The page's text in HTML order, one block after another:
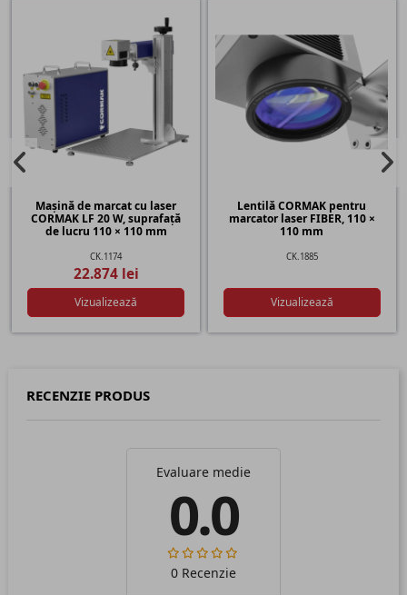
Mașină de marcat cu laser
CORMAK LF 20 W, suprafață
de lucru 110 × 110 mm
CK.1174
22.874 lei
Vizualizează
Lentilă CORMAK pentru
marcator laser FIBER, 110 ×
110 mm
CK.1885
Vizualizează
RECENZIE PRODUS
Evaluare medie
0.0
0 Recenzie